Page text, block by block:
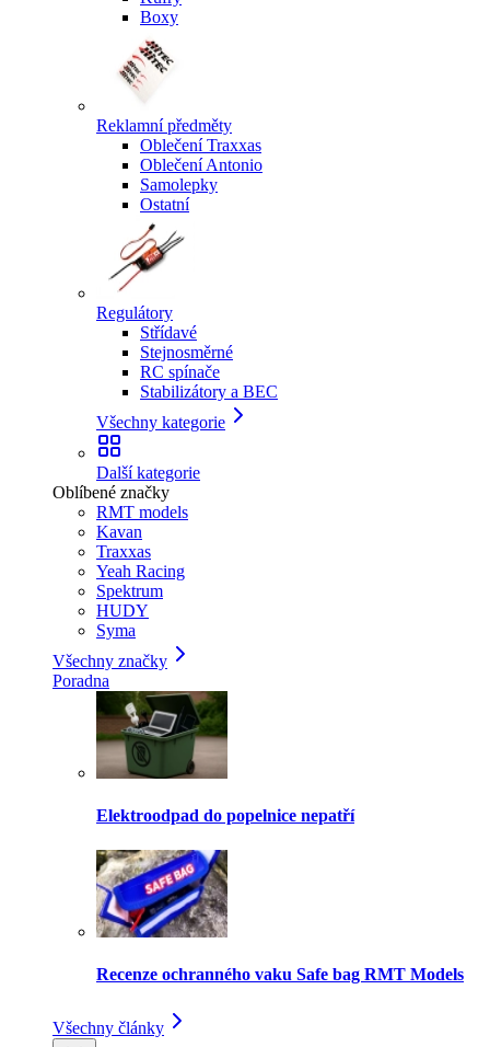
Boxy
Reklamní předměty
Oblečení Traxxas
Oblečení Antonio
Samolepky
Ostatní
Regulátory
Střídavé
Stejnosměrné
RC spínače
Stabilizátory a BEC
Všechny kategorie
Další kategorie
Oblíbené značky
RMT models
Kavan
Traxxas
Yeah Racing
Spektrum
HUDY
Syma
Všechny značky
Poradna
Elektroodpad do popelnice nepatří
Recenze ochranného vaku Safe bag RMT Models
Všechny články